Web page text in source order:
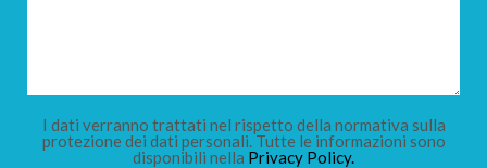
I dati verranno trattati nel rispetto della normativa sulla
protezione dei dati personali. Tutte le informazioni sono
disponibili nella Privacy Policy.